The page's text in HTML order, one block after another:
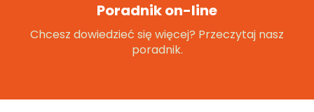
Poradnik on-line
Chcesz dowiedzieć się więcej? Przeczytaj nasz
poradnik.